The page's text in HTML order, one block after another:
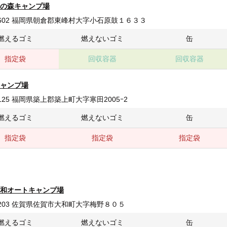
森キャンプ場
福岡県朝倉郡東峰村大字小石原鼓１６３３
えるゴミ
指定袋
燃えないゴミ
回収容器
缶
回収容器
ンプ場
福岡県築上郡築上町大字寒田2005ｰ2
えるゴミ
指定袋
燃えないゴミ
指定袋
缶
指定袋
オートキャンプ場
佐賀県佐賀市大和町大字梅野８０５
えるゴミ 燃えないゴミ 缶